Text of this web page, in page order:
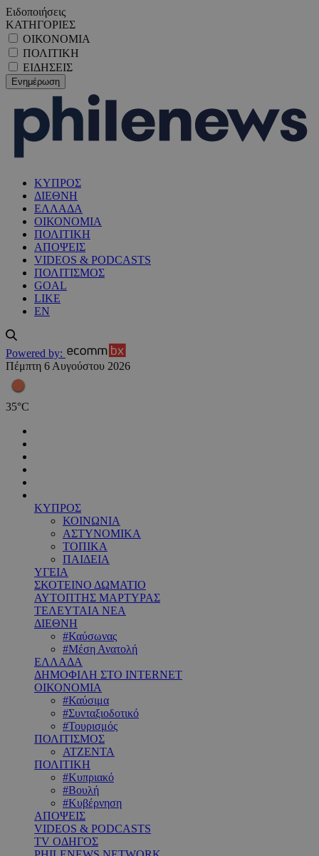
Ειδοποιήσεις
ΚΑΤΗΓΟΡΙΕΣ
ΟΙΚΟΝΟΜΙΑ
ΠΟΛΙΤΙΚΗ
ΕΙΔΗΣΕΙΣ
ΚΥΠΡΟΣ
ΔΙΕΘΝΗ
ΕΛΛΑΔΑ
ΟΙΚΟΝΟΜΙΑ
ΠΟΛΙΤΙΚΗ
ΑΠΟΨΕΙΣ
VIDEOS & PODCASTS
ΠΟΛΙΤΙΣΜΟΣ
GOAL
LIKE
EN
Powered by:
Πέμπτη 6 Αυγούστου 2026
35°C
ΚΥΠΡΟΣ
ΚΟΙΝΩΝΙΑ
ΑΣΤΥΝΟΜΙΚΑ
ΤΟΠΙΚΑ
ΠΑΙΔΕΙΑ
ΥΓΕΙΑ
ΣΚΟΤΕΙΝΟ ΔΩΜΑΤΙΟ
ΑΥΤΟΠΤΗΣ ΜΑΡΤΥΡΑΣ
ΤΕΛΕΥΤΑΙΑ ΝΕΑ
ΔΙΕΘΝΗ
#Καύσωνας
#Μέση Ανατολή
ΕΛΛΑΔΑ
ΔΗΜΟΦΙΛΗ ΣΤΟ INTERNET
ΟΙΚΟΝΟΜΙΑ
#Καύσιμα
#Συνταξιοδοτικό
#Τουρισμός
ΠΟΛΙΤΙΣΜΟΣ
ΑΤΖΕΝΤΑ
ΠΟΛΙΤΙΚΗ
#Κυπριακό
#Βουλή
#Κυβέρνηση
ΑΠΟΨΕΙΣ
VIDEOS & PODCASTS
TV ΟΔΗΓΟΣ